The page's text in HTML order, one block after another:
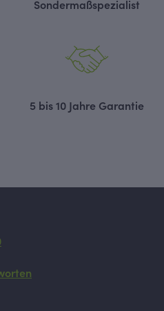
Sondermaßspezialist
5 bis 10 Jahre Garantie